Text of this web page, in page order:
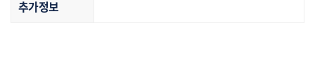
추가정보